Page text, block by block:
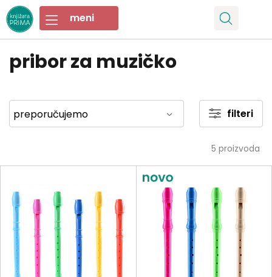
pribor za muzičko
filteri
5 proizvoda